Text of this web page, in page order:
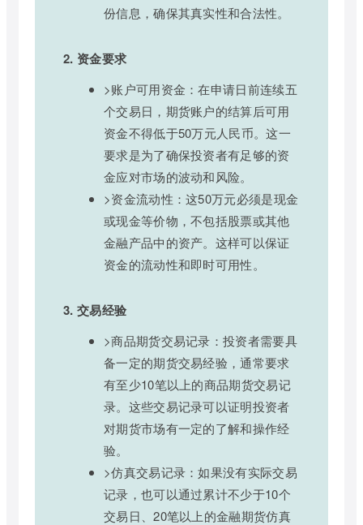
份信息，确保其真实性和合法性。
2. 资金要求
>账户可用资金：在申请日前连续五
个交易日，期货账户的结算后可用
资金不得低于50万元人民币。这一
要求是为了确保投资者有足够的资
金应对市场的波动和风险。
>资金流动性：这50万元必须是现金
或现金等价物，不包括股票或其他
金融产品中的资产。这样可以保证
资金的流动性和即时可用性。
3. 交易经验
>商品期货交易记录：投资者需要具
备一定的期货交易经验，通常要求
有至少10笔以上的商品期货交易记
录。这些交易记录可以证明投资者
对期货市场有一定的了解和操作经
验。
>仿真交易记录：如果没有实际交易
记录，也可以通过累计不少于10个
交易日、20笔以上的金融期货仿真